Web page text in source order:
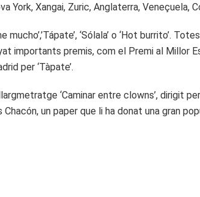
Xangai, Zuric, Anglaterra, Veneçuela,
‘Sólala’ o ‘Hot burrito’.
importants premis, com el Premi al Millor
per ‘Tàpate’.
‘Caminar entre clowns’, dirigit
un paper que li ha donat una gran